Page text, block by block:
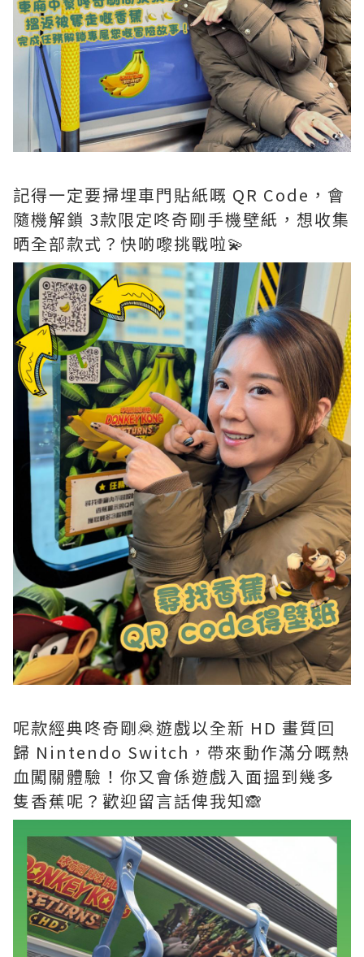
記得一定要掃埋車門貼紙嘅 QR Code，會
隨機解鎖 3款限定咚奇剛手機壁紙，想收集
晒全部款式？快啲嚟挑戰啦💫
呢款經典咚奇剛🦧遊戲以全新 HD 畫質回
歸 Nintendo Switch，帶來動作滿分嘅熱
血闖關體驗！你又會係遊戲入面搵到幾多
隻香蕉呢？歡迎留言話俾我知🙈